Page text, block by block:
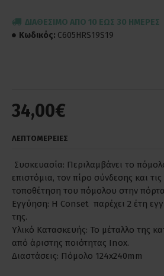
34,00€
ΔΙΑΘΈΣΙΜΟ ΑΠΌ 10 ΈΩΣ 30 ΗΜΈΡΕΣ
Κωδικός: C605HRS19S19
ΛΕΠΤΟΜΕΡΕΙΕΣ
Συσκευασία: Περιλαμβάνει το
επιστόμια, τον πίρο σύνδεσης και τις
τοποθέτηση του πόμολου στην
Εγγύηση: Η Conset παρέχει 2 έτη
της.
Υλικό Κατασκευής: Το μέταλλο της
από άριστης ποιότητας Inox.
Διαστάσεις: Πόμολο 124x240mm